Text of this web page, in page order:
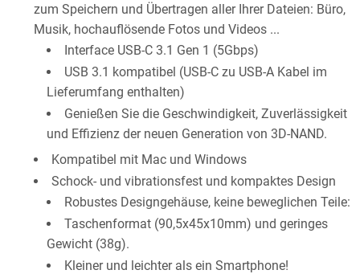
zum Speichern und Übertragen aller Ihrer Dateien: Büro,
Musik, hochauflösende Fotos und Videos ...
Interface USB-C 3.1 Gen 1 (5Gbps)
USB 3.1 kompatibel (USB-C zu USB-A Kabel im
Lieferumfang enthalten)
Genießen Sie die Geschwindigkeit, Zuverlässigkeit
und Effizienz der neuen Generation von 3D-NAND.
Kompatibel mit Mac und Windows
Schock- und vibrationsfest und kompaktes Design
Robustes Designgehäuse, keine beweglichen Teile:
Taschenformat (90,5x45x10mm) und geringes
Gewicht (38g).
Kleiner und leichter als ein Smartphone!